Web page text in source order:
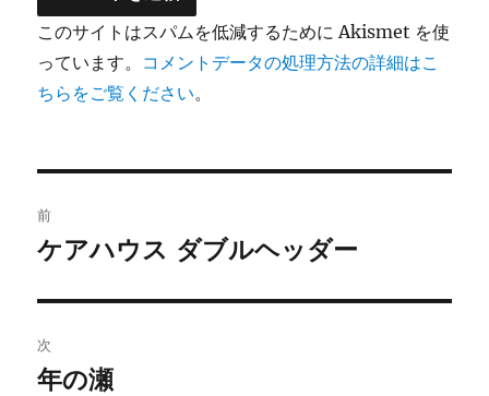
このサイトはスパムを低減するために Akismet を使
っています。 コメントデータの処理方法の詳細はこ
ちらをご覧ください。
稿
ビ
ゲ
前
前
投
稿:
ケアハウス ダブルヘッダー
次
次
年の瀬